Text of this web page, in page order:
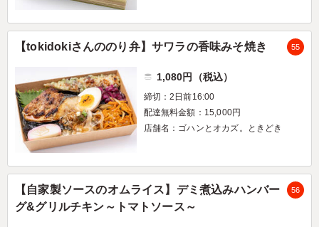
【tokidokiさんののり弁】サワラの香味みそ焼き 55
1,080円（税込）
締切：2日前16:00
配達無料金額：15,000円
店舗名：ゴハンとオカズ。ときどき
【自家製ソースのオムライス】デミ煮込みハンバー
グ&グリルチキン～トマトソース～
56